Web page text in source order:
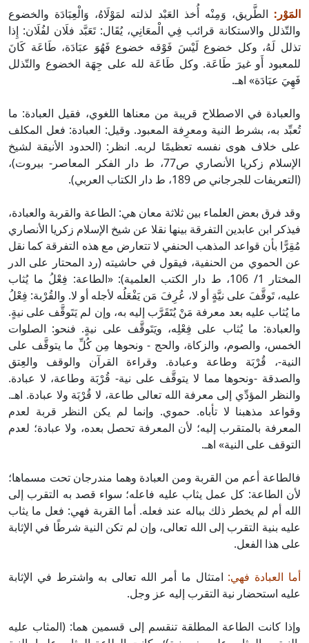
المَوْر: الطَّريق، وَمِنْه أُخذ العَبْد لذلته لمَوْلَاهُ، وَالْعِبَادَة والخضوع
والتّذلل والاستكانة قرائب فِي الْمعَانِي، يُقَال: تَعَبَّد فلَان لفُلَان: إِذا
تذلل لَهُ، وكل خضوع لَيْسَ فَوْقه خضوع فَهُوَ عبَادَة، طَاعَة كَانَ
للمعبود أَو غيرَ طَاعَة. وكل طَاعَة لله على جِهَة الخضوع والتّذلل
فَهِيَ عبَادَة» اهـ.
والعبادة في الاصطلاح قريبة من معناها اللغوي، فقيل العبادة: ما
تُعبِّد به، بشرط النية ومعرِفة المعبود. وقيل: العبادة: فعل المكلف
على خلاف هوى نفسه تعظيمًا لربه. انظر: (الحدود الأنيقة لشيخ
الإسلام زكريا الأنصاري ص77، ط دار الفكر المعاصر- بيروت)،
(التعريفات للجرجاني ص 189، ط دار الكتاب العربي).
وقد فرق بعض العلماء بين ثلاثة معان هي: الطاعة والقربة والعبادة،
فيذكر ابن عابدين التفرقة بينها نقلا عن شيخ الإسلام زكريا الأنصاري
مُقِرًّا بأن قواعد المذهب الحنفي لا تتعارض مع هذه التفرقة كما نقل
عن الحموي من الحنفية، فيقول في حاشيته (رد المحتار على الدر
المختار 1/ 106، ط دار الكتب العلمية): «الطاعة: فِعْلُ ما يُثاب
عليه، تَوقَّفَ على نيَّةٍ أو لا، عُرِفَ مَن يَفْعَلُه لأجله أو لا. والقُرْبة: فِعْلُ
ما يُثاب عليه بعد معرفة مَنْ يُتَقَرَّب إليه به، وإن لم يَتَوقَّف على نيةٍ.
والعبادة: ما يُثاب على فِعْلِه، ويَتَوقَّف على نيةٍ. فنحو: الصلوات
الخمس، والصوم، والزكاة، والحج - ونحوها مِن كُلِّ ما يتوقَّف على
النية-، قُرْبَة وطاعة وعبادة. وقراءة القرآن والوقف والعِتق
والصدقة -ونحوها مما لا يتوقَّف على نية- قُرْبَة وطاعة، لا عبادة.
والنظر المؤدِّي إلى معرفة الله تعالى طاعة، لا قُرْبَة ولا عبادة. اهـ.
وقواعد مذهبنا لا تأباه. حموي. وإنما لم يكن النظر قربة لعدم
المعرفة بالمتقرب إليه؛ لأن المعرفة تحصل بعده، ولا عبادة؛ لعدم
التوقف على النية» اهـ.
فالطاعة أعم من القربة ومن العبادة وهما مندرجان تحت مسماها؛
لأن الطاعة: كل عمل يثاب عليه فاعله؛ سواء قصد به التقرب إلى
الله أم لم يخطر ذلك بباله عند فعله. أما القربة فهي: فعل ما يثاب
عليه بنية التقرب إلى الله تعالى، وإن لم تكن النية شرطًا في الإثابة
على هذا الفعل.
أما العبادة فهي: امتثال ما أمر الله تعالى به واشترط في الإثابة
عليه استحضار نية التقرب إليه عز وجل.
وإذا كانت الطاعة المطلقة تنقسم إلى قسمين هما: (المثاب عليه